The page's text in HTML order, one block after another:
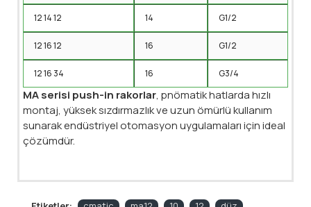
12 14 12 14 G1/2
12 16 12 16 G1/2
12 16 34 16 G3/4
MA serisi push-in rakorlar, pnömatik hatlarda hızlı
montaj, yüksek sızdırmazlık ve uzun ömürlü kullanım
sunarak endüstriyel otomasyon uygulamaları için ideal
çözümdür.